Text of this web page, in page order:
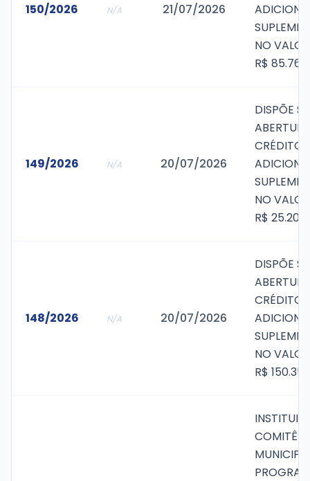
150/2026 N/A 21/07/2026
NO
R$
149/2026 N/A 20/07/2026
DISPÕE
CRÉDITO
NO
R$
148/2026 N/A 20/07/2026
DISPÕE
CRÉDITO
NO
R$
INSTITUI O
COMITÊ